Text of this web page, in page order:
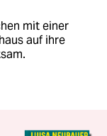
mit einer
auf ihre